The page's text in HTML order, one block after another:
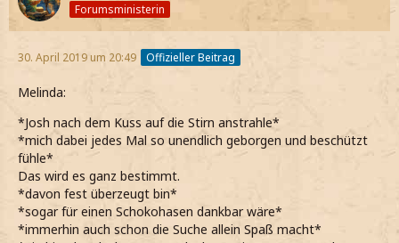
Forumsministerin
30. April 2019 um 20:49 Offizieller Beitrag
Melinda:
*Josh nach dem Kuss auf die Stirn anstrahle*
*mich dabei jedes Mal so unendlich geborgen und beschützt
fühle*
Das wird es ganz bestimmt.
*davon fest überzeugt bin*
*sogar für einen Schokohasen dankbar wäre*
*immerhin auch schon die Suche allein Spaß macht*